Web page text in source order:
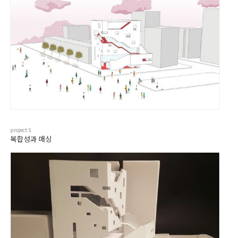
project5
복합성과 매싱